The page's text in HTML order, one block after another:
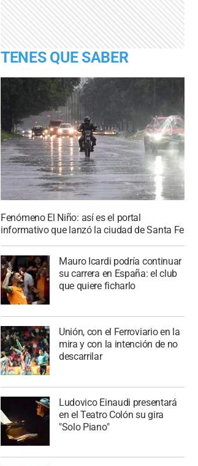
TENES QUE SABER
Fenómeno El Niño: así es el portal
informativo que lanzó la ciudad de Santa Fe
Mauro Icardi podría continuar
su carrera en España: el club
que quiere ficharlo
Unión, con el Ferroviario en la
mira y con la intención de no
descarrilar
Ludovico Einaudi presentará
en el Teatro Colón su gira
"Solo Piano"